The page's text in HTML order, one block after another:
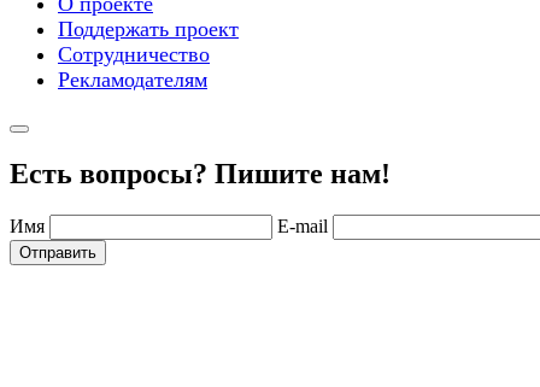
Поддержать проект
Сотрудничество
Рекламодателям
Есть вопросы? Пишите нам!
Имя E-mail